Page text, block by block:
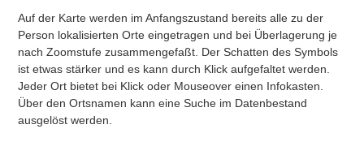
Auf der Karte werden im Anfangszustand bereits alle zu der
Person lokalisierten Orte eingetragen und bei Überlagerung je
nach Zoomstufe zusammengefaßt. Der Schatten des Symbols
ist etwas stärker und es kann durch Klick aufgefaltet werden.
Jeder Ort bietet bei Klick oder Mouseover einen Infokasten.
Über den Ortsnamen kann eine Suche im Datenbestand
ausgelöst werden.